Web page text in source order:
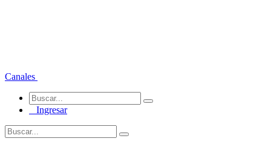
Canales
Ingresar